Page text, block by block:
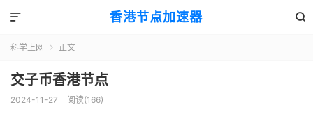
香港节点加速器 

科学上网  正文
交子币香港节点
2024-11-27 阅读(166)